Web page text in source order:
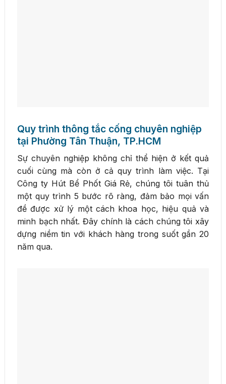
Quy trình thông tắc cống chuyên nghiệp
tại Phường Tân Thuận, TP.HCM
Sự chuyên nghiệp không chỉ thể hiện ở kết quả
cuối cùng mà còn ở cả quy trình làm việc. Tại
Công ty Hút Bể Phốt Giá Rẻ, chúng tôi tuân thủ
một quy trình 5 bước rõ ràng, đảm bảo mọi vấn
đề được xử lý một cách khoa học, hiệu quả và
minh bạch nhất. Đây chính là cách chúng tôi xây
dựng niềm tin với khách hàng trong suốt gần 20
năm qua.